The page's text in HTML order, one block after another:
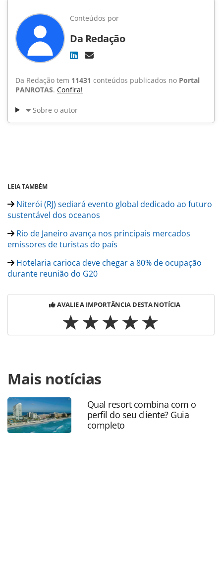
Conteúdos por
Da Redação
Da Redação tem 11431 conteúdos publicados no Portal
PANROTAS. Confira!
Sobre o autor
LEIA TAMBÉM
Niterói (RJ) sediará evento global dedicado ao futuro
sustentável dos oceanos
Rio de Janeiro avança nos principais mercados
emissores de turistas do país
Hotelaria carioca deve chegar a 80% de ocupação
durante reunião do G20
AVALIE A IMPORTÂNCIA DESTA NOTÍCIA
https://www.panrotas.com.br/destinos/eventos/2024/10/
diz-que-g20-injetara-r-4325-milhoes-na-economia-do-
rio_210774.html ou as ferramentas oferecidas na página.
Todo o conteúdo produzido pela PANROTAS Editora é
protegido pela legislação brasileira sobre direito autoral.
Não reproduza o conteúdo sem autorização da PANROTAS
Mais notícias
Qual resort combina com o
perfil do seu cliente? Guia
completo